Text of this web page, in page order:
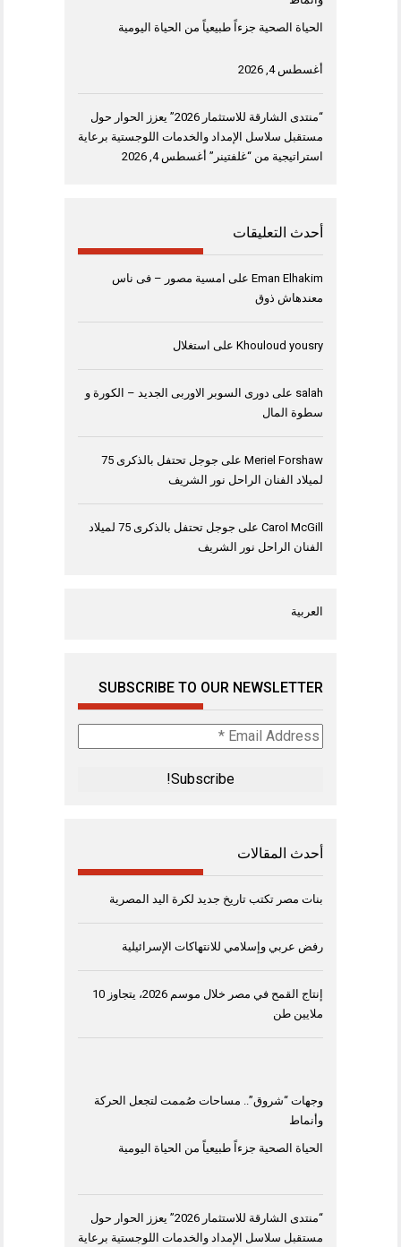
الحياة الصحية جزءاً طبيعياً من الحياة اليومية
“منتدى الشارقة للاستثمار 2026” يعزز الحوار حول
مستقبل سلاسل الإمداد والخدمات اللوجستية برعاية
استراتيجية من “غلفتينر” أغسطس 4, 2026
أحدث التعليقات
Eman Elhakimعلى امسية مصور – فى ناس
معندهاش ذوق
Khouloud yousryعلىاستغلال
دورى السوبر الاوربى الجديد – الكورة و
سطوة المال
Meriel Forshawعلى
جوجل تحتفل بالذكرى 75
لميلاد الفنان الراحل نور الشريف
Carol McGillعلى
جوجل تحتفل بالذكرى 75 لميلاد
الفنان الراحل نور الشريف
SUBSCRIBE TO OUR NEWSLETTER
أحدث المقالات
بنات مصر تكتب تاريخ جديد لكرة اليد المصرية
رفض عربي وإسلامي للانتهاكات الإسرائيلية
إنتاج القمح في مصر خلال موسم 2026، يتجاوز 10
وجهات “شروق”.. مساحات صُممت لتجعل الحركة
الحياة الصحية جزءاً طبيعياً من الحياة اليومية
“منتدى الشارقة للاستثمار 2026” يعزز الحوار حول
مستقبل سلاسل الإمداد والخدمات اللوجستية برعاية